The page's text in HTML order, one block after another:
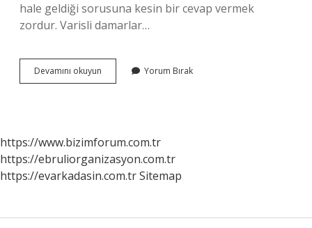
hale geldiği sorusuna kesin bir cevap vermek
zordur. Varisli damarlar…
Devamını okuyun Gebelikte
Varis
Yorum Bırak
https://www.bizimforum.com.tr
https://ebruliorganizasyon.com.tr
https://evarkadasin.com.trSitemap